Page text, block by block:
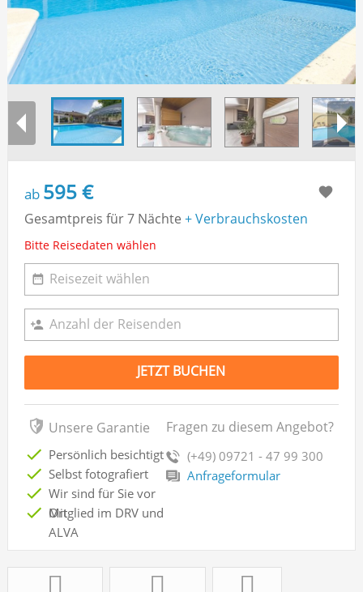
ab 595 €
Gesamtpreis für 7 Nächte + Verbrauchskosten
Bitte Reisedaten wählen
JETZT BUCHEN
Unsere Garantie
Persönlich besichtigt
Selbst fotografiert
Wir sind für Sie vor
Ort
Mitglied im DRV und
ALVA
Fragen zu diesem Angebot?
(+49) 09721 - 47 99 300
Anfrageformular